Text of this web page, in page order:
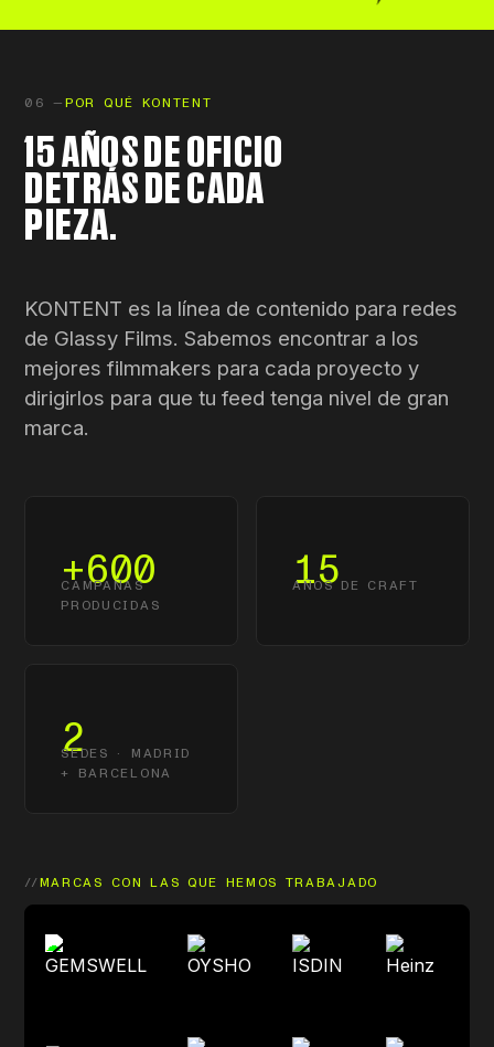
06 —POR QUÉ KONTENT
15 AÑOS DE OFICIO
DETRÁS DE CADA
PIEZA.
KONTENT es la línea de contenido para redes
de Glassy Films. Sabemos encontrar a los
mejores filmmakers para cada proyecto y
dirigirlos para que tu feed tenga nivel de gran
marca.
+600
CAMPAÑAS
PRODUCIDAS 15
AÑOS DE CRAFT
2
SEDES · MADRID
+ BARCELONA
//MARCAS CON LAS QUE HEMOS TRABAJADO